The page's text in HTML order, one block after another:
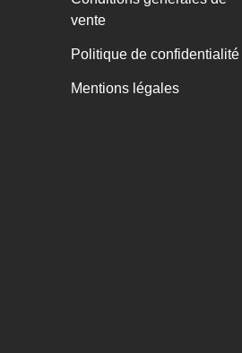
vente
Politique de confidentialité
Mentions légales